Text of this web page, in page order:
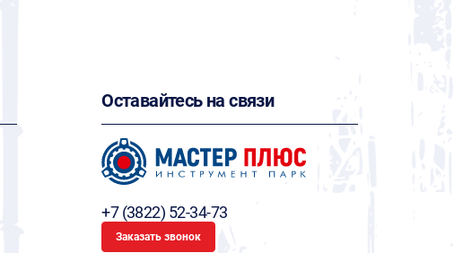
Оставайтесь на связи
+7 (3822) 52-34-73
Заказать звонок